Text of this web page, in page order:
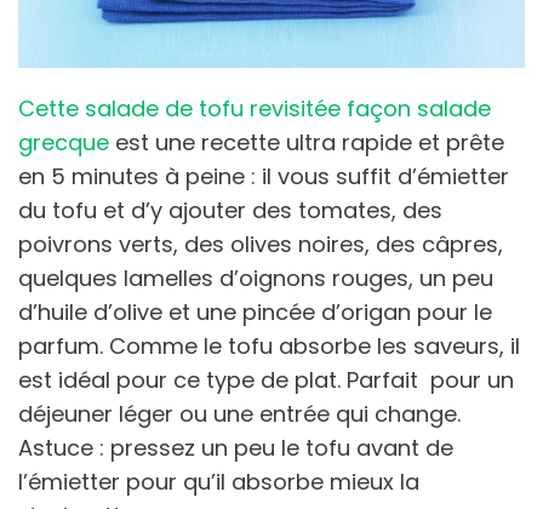
Cette salade de tofu revisitée façon salade
grecque est une recette ultra rapide et prête
en 5 minutes à peine : il vous suffit d’émietter
du tofu et d’y ajouter des tomates, des
poivrons verts, des olives noires, des câpres,
quelques lamelles d’oignons rouges, un peu
d’huile d’olive et une pincée d’origan pour le
parfum. Comme le tofu absorbe les saveurs, il
est idéal pour ce type de plat. Parfait pour un
déjeuner léger ou une entrée qui change.
Astuce : pressez un peu le tofu avant de
l’émietter pour qu’il absorbe mieux la